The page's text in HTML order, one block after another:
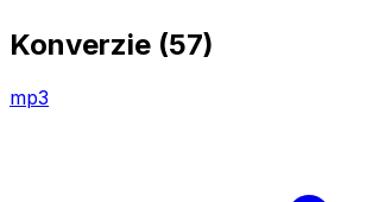
Konverzie (57)
mp3